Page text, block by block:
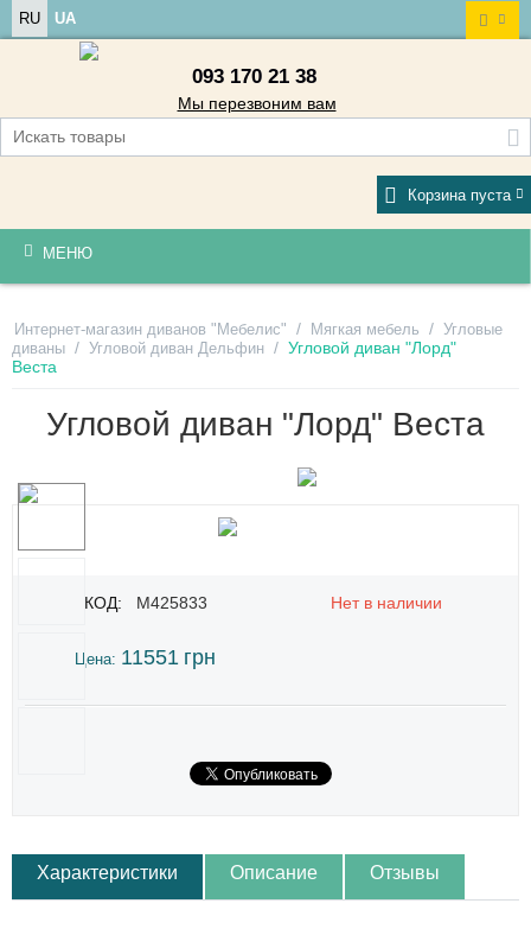
RU UA
093 170 21 38
Мы перезвоним вам
Корзина пуста
МЕНЮ
Интернет-магазин диванов "Мебелис" / Мягкая мебель / Угловые
диваны / Угловой диван Дельфин / Угловой диван "Лорд"
Веста
Угловой диван "Лорд" Веста
КОД: M425833 Нет в наличии
Цена: 11551 грн
Характеристики Описание Отзывы